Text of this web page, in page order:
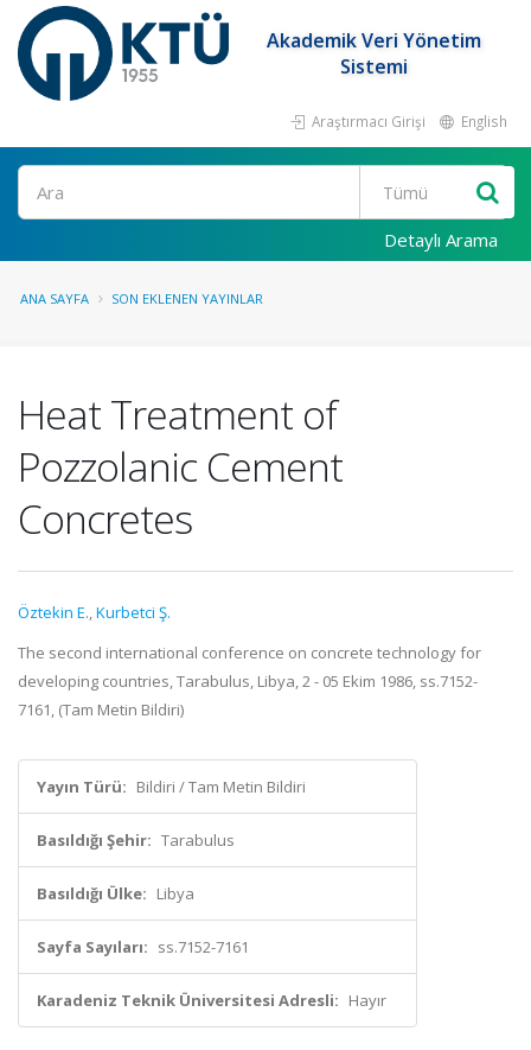
Akademik Veri Yönetim
Sistemi
Araştırmacı Girişi English
Ara
Detaylı Arama
ANA SAYFA SON EKLENEN YAYINLAR
Heat Treatment of
Pozzolanic Cement
Concretes
Öztekin E.,Kurbetci Ş.
The second international conference on concrete technology for
developing countries, Tarabulus, Libya, 2 - 05 Ekim 1986, ss.7152-
7161, (Tam Metin Bildiri)
Yayın Türü: Bildiri / Tam Metin Bildiri
Basıldığı Şehir: Tarabulus
Basıldığı Ülke: Libya
Sayfa Sayıları: ss.7152-7161
Karadeniz Teknik Üniversitesi Adresli: Hayır